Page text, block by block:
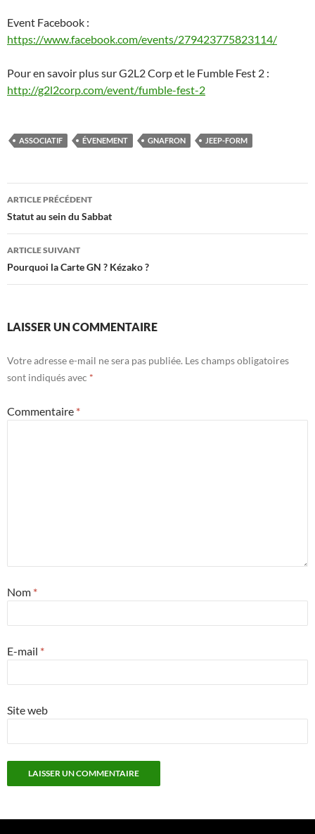
Event Facebook :
https://www.facebook.com/events/279423775823114/
Pour en savoir plus sur G2L2 Corp et le Fumble Fest 2 :
http://g2l2corp.com/event/fumble-fest-2
ASSOCIATIF ÉVENEMENT GNAFRON JEEP-FORM
Navigation
des
articles
ARTICLE PRÉCÉDENT
Statut au sein du Sabbat
ARTICLE SUIVANT
Pourquoi la Carte GN ? Kézako ?
LAISSER UN COMMENTAIRE
Votre adresse e-mail ne sera pas publiée. Les champs obligatoires
sont indiqués avec *
Commentaire *
Nom *
E-mail *
Site web